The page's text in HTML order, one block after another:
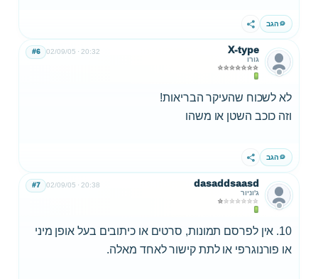
הגב שתף
X-type
גורו
02/09/05 20:32
#6
לא לשכוח שהעיקר הבריאות!
וזה כוכב השטן או משהו
הגב שתף
dasaddsaasd
ג'וניור
02/09/05 20:38
#7
10. אין לפרסם תמונות, סרטים או כיתובים בעל אופן מיני
או פורנוגרפי או לתת קישור לאחד מאלה.